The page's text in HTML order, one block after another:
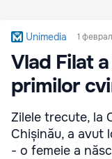
Unimedia 1
Vlad Filat
primilor
Zilele trecute, la
Chișinău, a avut
- o femeie a